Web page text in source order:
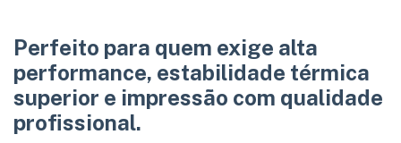
Perfeito para quem exige alta
performance, estabilidade térmica
superior e impressão com qualidade
profissional.